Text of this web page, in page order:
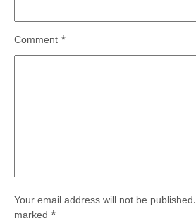
Your email address will not be published.
marked *
Comment *